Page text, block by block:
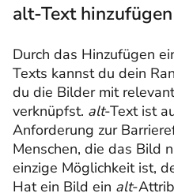
alt-Text hinzufügen
Durch das Hinzufügen
Texts kannst du dein
du die Bilder mit
verknüpfst. alt-Text ist
Anforderung zur
Menschen, die das Bild
einzige Möglichkeit ist,
Hat ein Bild ein alt-